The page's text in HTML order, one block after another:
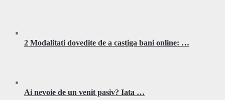
2 Modalitati dovedite de a castiga bani online: …
Ai nevoie de un venit pasiv? Iata …